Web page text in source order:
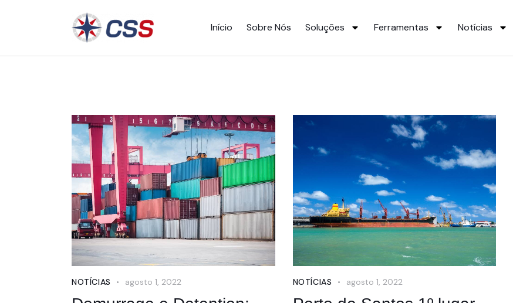
Início Sobre Nós Soluções Ferramentas Notícias
NOTÍCIAS agosto 1, 2022 NOTÍCIAS agosto 1, 2022